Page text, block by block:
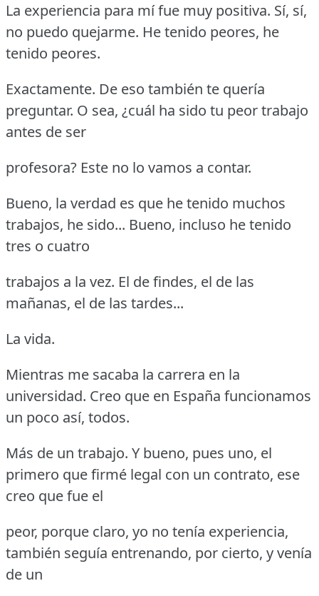
La experiencia para mí fue muy positiva. Sí, sí,
no puedo quejarme. He tenido peores, he
tenido peores.
Exactamente. De eso también te quería
preguntar. O sea, ¿cuál ha sido tu peor trabajo
antes de ser
profesora? Este no lo vamos a contar.
Bueno, la verdad es que he tenido muchos
trabajos, he sido... Bueno, incluso he tenido
tres o cuatro
trabajos a la vez. El de findes, el de las
mañanas, el de las tardes...
La vida.
Mientras me sacaba la carrera en la
universidad. Creo que en España funcionamos
un poco así, todos.
Más de un trabajo. Y bueno, pues uno, el
primero que firmé legal con un contrato, ese
creo que fue el
peor, porque claro, yo no tenía experiencia,
también seguía entrenando, por cierto, y venía
de un